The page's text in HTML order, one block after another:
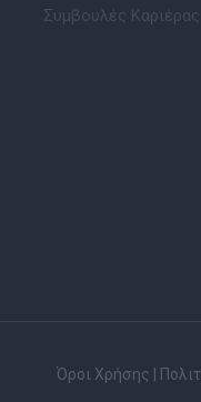
Συμβουλές Καριέρας
Όροι Χρήσης